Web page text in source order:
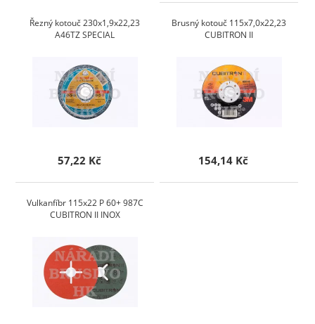
Řezný kotouč 230x1,9x22,23
A46TZ SPECIAL
57,22 Kč
Brusný kotouč 115x7,0x22,23
CUBITRON II
154,14 Kč
Vulkanfíbr 115x22 P 60+ 987C
CUBITRON II INOX